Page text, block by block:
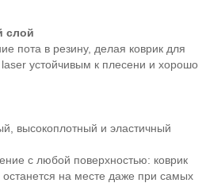
слой
пота в резину, делая коврик для
устойчивым к плесени и хорошо
высокоплотный и эластичный
с любой поверхностью: коврик
на месте даже при самых